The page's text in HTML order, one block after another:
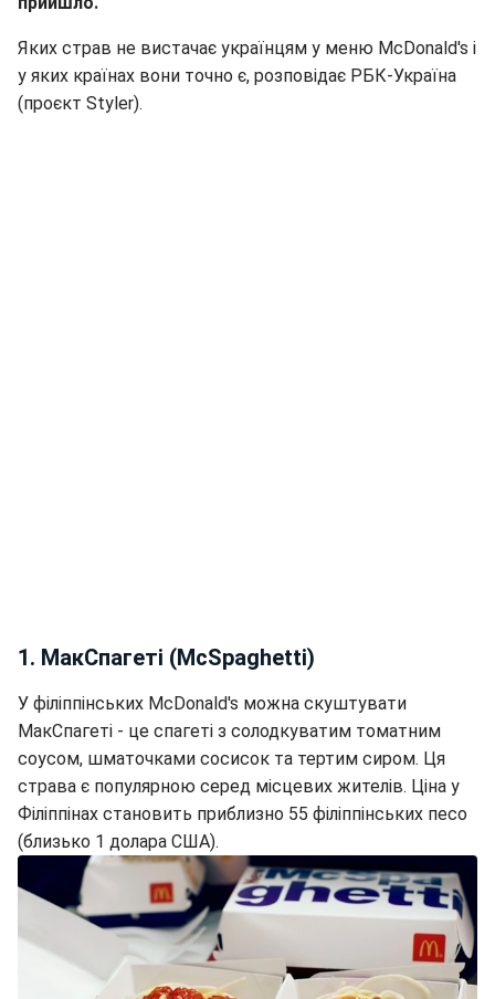
Яких страв не вистачає українцям у меню McDonald's і
у яких країнах вони точно є, розповідає РБК-Україна
(проєкт Styler).
1. МакСпагеті (McSpaghetti)
У філіппінських McDonald's можна скуштувати
МакСпагеті - це спагеті з солодкуватим томатним
соусом, шматочками сосисок та тертим сиром. Ця
страва є популярною серед місцевих жителів. Ціна у
Філіппінах становить приблизно 55 філіппінських песо
(близько 1 долара США).